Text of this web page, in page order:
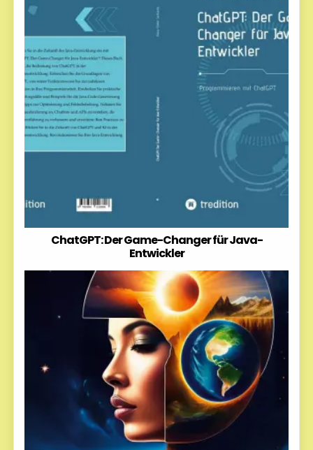
ChatGPT: Der Game-Changer für Java-
Entwickler